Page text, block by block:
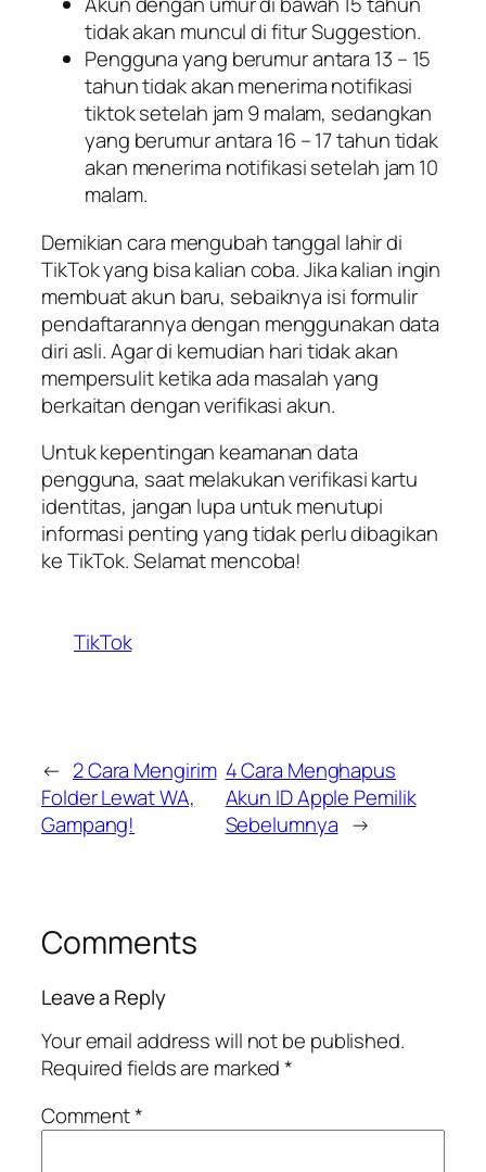
tidak akan muncul di fitur Suggestion.
Pengguna yang berumur antara 13 – 15
tahun tidak akan menerima notifikasi
tiktok setelah jam 9 malam, sedangkan
yang berumur antara 16 – 17 tahun tidak
akan menerima notifikasi setelah jam 10
malam.
Demikian cara mengubah tanggal lahir di
TikTok yang bisa kalian coba. Jika kalian ingin
membuat akun baru, sebaiknya isi formulir
pendaftarannya dengan menggunakan data
diri asli. Agar di kemudian hari tidak akan
mempersulit ketika ada masalah yang
berkaitan dengan verifikasi akun.
Untuk kepentingan keamanan data
pengguna, saat melakukan verifikasi kartu
identitas, jangan lupa untuk menutupi
informasi penting yang tidak perlu dibagikan
ke TikTok. Selamat mencoba!
TikTok
← 2 Cara Mengirim
Folder Lewat WA,
Gampang!
4 Cara Menghapus
Akun ID Apple Pemilik
Sebelumnya →
Comments
Leave a Reply
Your email address will not be published.
Required fields are marked*
Comment*